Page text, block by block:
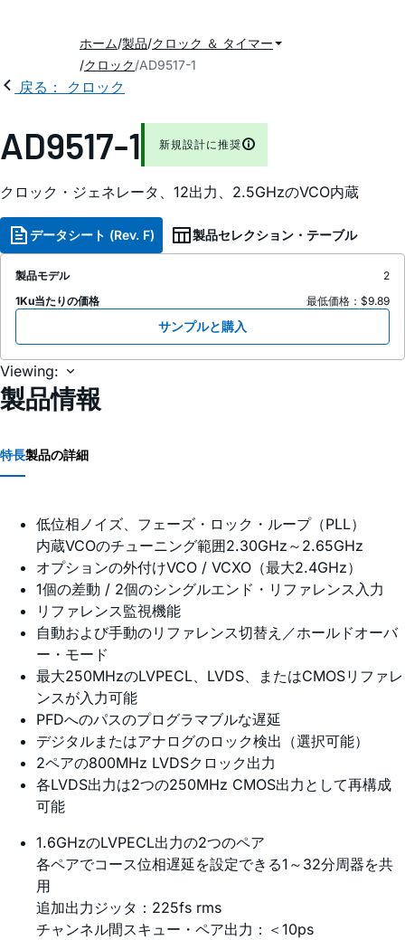
ホーム 製品 クロック ＆ タイマー
クロック AD9517-1
戻る： クロック
AD9517-1 新規設計に推奨
クロック・ジェネレータ、12出力、2.5GHzのVCO内蔵
データシート (Rev. F) 製品セレクション・テーブル
製品モデル
2
1Ku当たりの価格
最低価格：$9.89
サンプルと購入
Viewing:
製品情報
特長製品の詳細
低位相ノイズ、フェーズ・ロック・ループ（PLL）
内蔵VCOのチューニング範囲2.30GHz～2.65GHz
オプションの外付けVCO / VCXO（最大2.4GHz）
1個の差動 / 2個のシングルエンド・リファレンス入力
リファレンス監視機能
自動および手動のリファレンス切替え／ホールドオーバ
ー・モード
最大250MHzのLVPECL、LVDS、またはCMOSリファレ
ンスが入力可能
PFDへのパスのプログラマブルな遅延
デジタルまたはアナログのロック検出（選択可能）
2ペアの800MHz LVDSクロック出力
各LVDS出力は2つの250MHz CMOS出力として再構成
可能
1.6GHzのLVPECL出力の2つのペア
各ペアでコース位相遅延を設定できる1～32分周器を共
用
追加出力ジッタ：225fs rms
チャンネル間スキュー・ペア出力：＜10ps